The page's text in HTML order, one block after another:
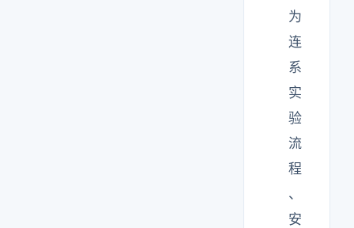
为
连
系
实
验
流
程
、
安